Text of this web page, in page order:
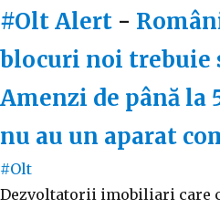
#Olt Alert -
blocuri noi trebuie
Amenzi de până la
nu au un aparat
#Olt
Dezvoltatorii imobiliari care